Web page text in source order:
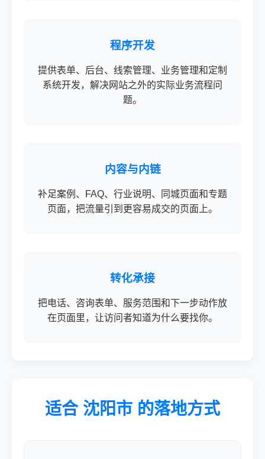
程序开发
提供表单、后台、线索管理、业务管理和定制
系统开发，解决网站之外的实际业务流程问
题。
内容与内链
补足案例、FAQ、行业说明、同城页面和专题
页面，把流量引到更容易成交的页面上。
转化承接
把电话、咨询表单、服务范围和下一步动作放
在页面里，让访问者知道为什么要找你。
适合 沈阳市 的落地方式